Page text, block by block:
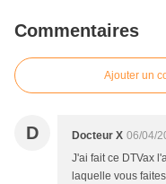
Commentaires
Ajouter un
D Docteur X 06/04/
J'ai fait ce DTVax
laquelle vous